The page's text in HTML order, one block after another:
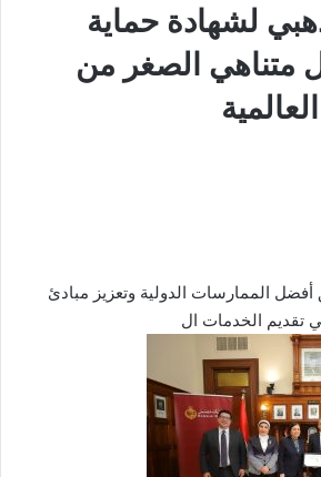
لشهادة حماية
متناهي الصغر من
أفضل الممارسات الدولية وتعزيز مبادئ
تقديم الخدمات ال